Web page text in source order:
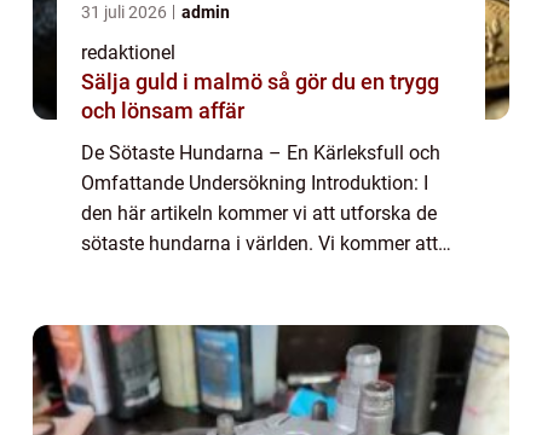
31 juli 2026 admin
redaktionel
Sälja guld i malmö så gör du en trygg
och lönsam affär
De Sötaste Hundarna – En Kärleksfull och
Omfattande Undersökning Introduktion: I
den här artikeln kommer vi att utforska de
sötaste hundarna i världen. Vi kommer att